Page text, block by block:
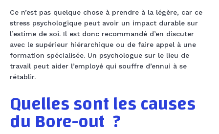
Ce n’est pas quelque chose à prendre à la légère, car ce
stress psychologique peut avoir un impact durable sur
l’estime de soi. Il est donc recommandé d’en discuter
avec le supérieur hiérarchique ou de faire appel à une
formation spécialisée. Un psychologue sur le lieu de
travail peut aider l’employé qui souffre d’ennui à se
rétablir.
Quelles sont les causes
du Bore-out ?